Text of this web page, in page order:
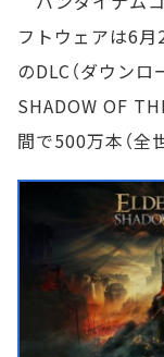
フトウェアは6月
のDLC（ダウンロ
SHADOW OF
間で500万本（全